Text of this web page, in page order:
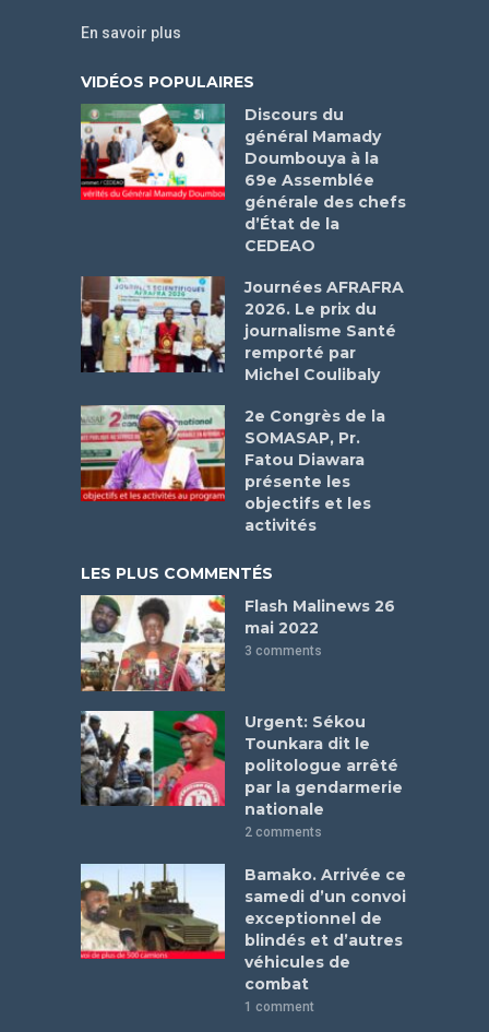
En savoir plus
VIDÉOS POPULAIRES
Discours du
général Mamady
Doumbouya à la
69e Assemblée
générale des chefs
d’État de la
CEDEAO
Journées AFRAFRA
2026. Le prix du
journalisme Santé
remporté par
Michel Coulibaly
2e Congrès de la
SOMASAP, Pr.
Fatou Diawara
présente les
objectifs et les
activités
LES PLUS COMMENTÉS
Flash Malinews 26
mai 2022
3 comments
Urgent: Sékou
Tounkara dit le
politologue arrêté
par la gendarmerie
nationale
2 comments
Bamako. Arrivée ce
samedi d’un convoi
exceptionnel de
blindés et d’autres
véhicules de
combat
1 comment